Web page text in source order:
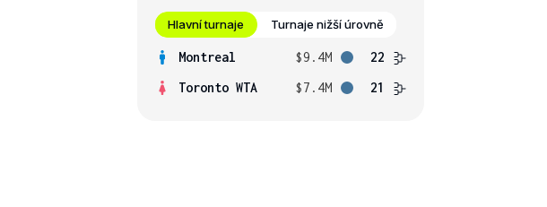
Hlavní turnaje Turnaje nižší úrovně
Montreal $9.4M
22
Toronto WTA
$7.4M 21